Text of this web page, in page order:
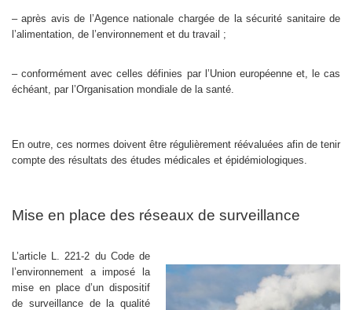
– après avis de l’Agence nationale chargée de la sécurité sanitaire de
l’alimentation, de l’environnement et du travail ;
– conformément avec celles définies par l’Union européenne et, le cas
échéant, par l’Organisation mondiale de la santé.
En outre, ces normes doivent être régulièrement réévaluées afin de tenir
compte des résultats des études médicales et épidémiologiques.
Mise en place des réseaux de surveillance
L’article L. 221-2 du Code de
l’environnement a imposé la
mise en place d’un dispositif
de surveillance de la qualité